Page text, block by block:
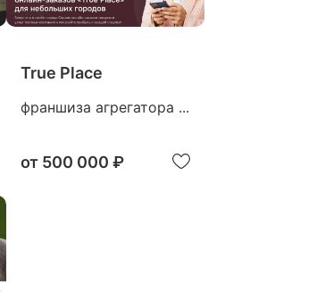
True Place
франшиза агрегатора ...
от 500 000 ₽